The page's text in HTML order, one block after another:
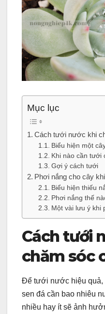
Mục lục
Cách tưới nước khi
Biểu hiện một
Khi nào cần tưới
Gợi ý cách tưới
Phơi nắng cho cây
Biểu hiện thiếu
Phơi nắng thế
Một vài lưu ý khi
Cách tưới
chăm sóc
Để tưới nước hiệu quả,
sen đá cần bao nhiêu
nhiều hay ít sẽ ảnh